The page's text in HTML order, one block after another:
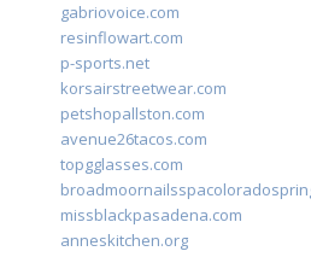
gabriovoice.com
resinflowart.com
p-sports.net
korsairstreetwear.com
petshopallston.com
avenue26tacos.com
topgglasses.com
missblackpasadena.com
anneskitchen.org